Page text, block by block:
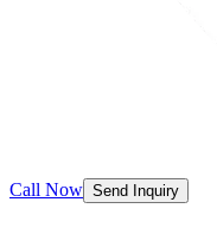
Call Now Send Inquiry